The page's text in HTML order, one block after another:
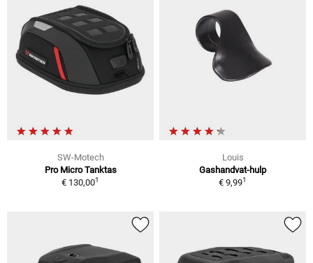
SW-Motech
Pro Micro Tanktas
€ 130,001
Louis
Gashandvat-hulp
€ 9,991